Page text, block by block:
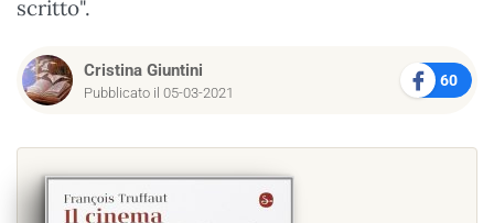
scritto".
Cristina Giuntini
Pubblicato il 05-03-2021
60